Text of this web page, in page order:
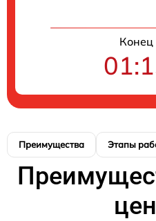
Конец
Преимущества Этапы